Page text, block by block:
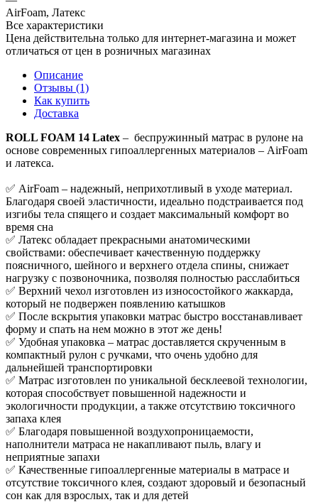
AirFoam, Латекс
Все характеристики
Цена действительна только для интернет-магазина и может
отличаться от цен в розничных магазинах
Описание
Отзывы (1)
Как купить
Доставка
ROLL FOAM 14 Latex – беспружинный матрас в рулоне на
основе современных гипоаллергенных материалов – AirFoam
и латекса.
✅ AirFoam – надежный, неприхотливый в уходе материал.
Благодаря своей эластичности, идеально подстраивается под
изгибы тела спящего и создает максимальный комфорт во
время сна
✅ Латекс обладает прекрасными анатомическими
свойствами: обеспечивает качественную поддержку
поясничного, шейного и верхнего отдела спины, снижает
нагрузку с позвоночника, позволяя полностью расслабиться
✅ Верхний чехол изготовлен из износостойкого жаккарда,
который не подвержен появлению катышков
✅ После вскрытия упаковки матрас быстро восстанавливает
форму и спать на нем можно в этот же день!
✅ Удобная упаковка – матрас доставляется скрученным в
компактный рулон с ручками, что очень удобно для
дальнейшей транспортировки
✅ Матрас изготовлен по уникальной бесклеевой технологии,
которая способствует повышенной надежности и
экологичности продукции, а также отсутствию токсичного
запаха клея
✅ Благодаря повышенной воздухопроницаемости,
наполнители матраса не накапливают пыль, влагу и
неприятные запахи
✅ Качественные гипоаллергенные материалы в матрасе и
отсутствие токсичного клея, создают здоровый и безопасный
сон как для взрослых, так и для детей